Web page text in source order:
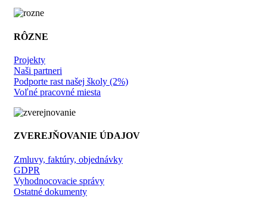
RÔZNE
Projekty
Naši partneri
Podporte rast našej školy (2%)
Voľné pracovné miesta
ZVEREJŇOVANIE ÚDAJOV
Zmluvy, faktúry, objednávky
GDPR
Vyhodnocovacie správy
Ostatné dokumenty